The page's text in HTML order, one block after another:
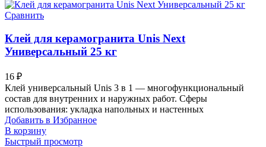
Сравнить
Клей для керамогранита Unis Next
Универсальный 25 кг
16 ₽
Клей универсальный Unis 3 в 1 — многофункциональный
состав для внутренних и наружных работ. Сферы
использования: укладка напольных и настенных
Добавить в Избранное
В корзину
Быстрый просмотр